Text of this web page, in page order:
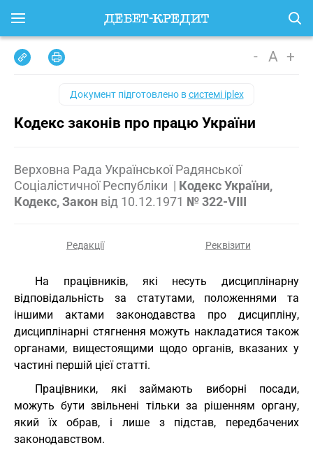
- A +
Документ підготовлено всистемі iplex
Кодекс законів про працю України
Верховна Рада Української Радянської
Соціалістичної Республіки | Кодекс України,
Кодекс, Закон від 10.12.1971 № 322-VIII
Редакції Реквізити
На працівників, які несуть дисциплінарну
відповідальність за статутами, положеннями та
іншими актами законодавства про дисципліну,
дисциплінарні стягнення можуть накладатися також
органами, вищестоящими щодо органів, вказаних у
частині першій цієї статті.
Працівники, які займають виборні посади,
можуть бути звільнені тільки за рішенням органу,
який їх обрав, і лише з підстав, передбачених
законодавством.